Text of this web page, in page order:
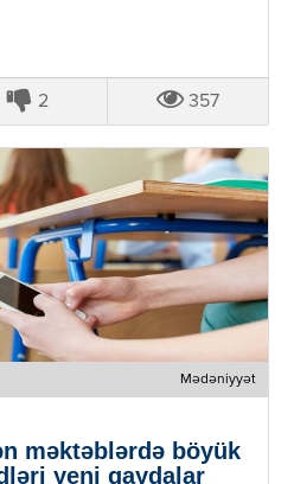
2 357
Mədəniyyət
məktəblərdə böyük
yeni qaydalar